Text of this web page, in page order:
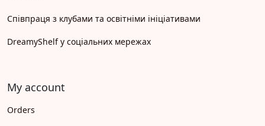
Співпраця з клубами та освітніми ініціативами
DreamyShelf у соціальних мережах
My account
Orders